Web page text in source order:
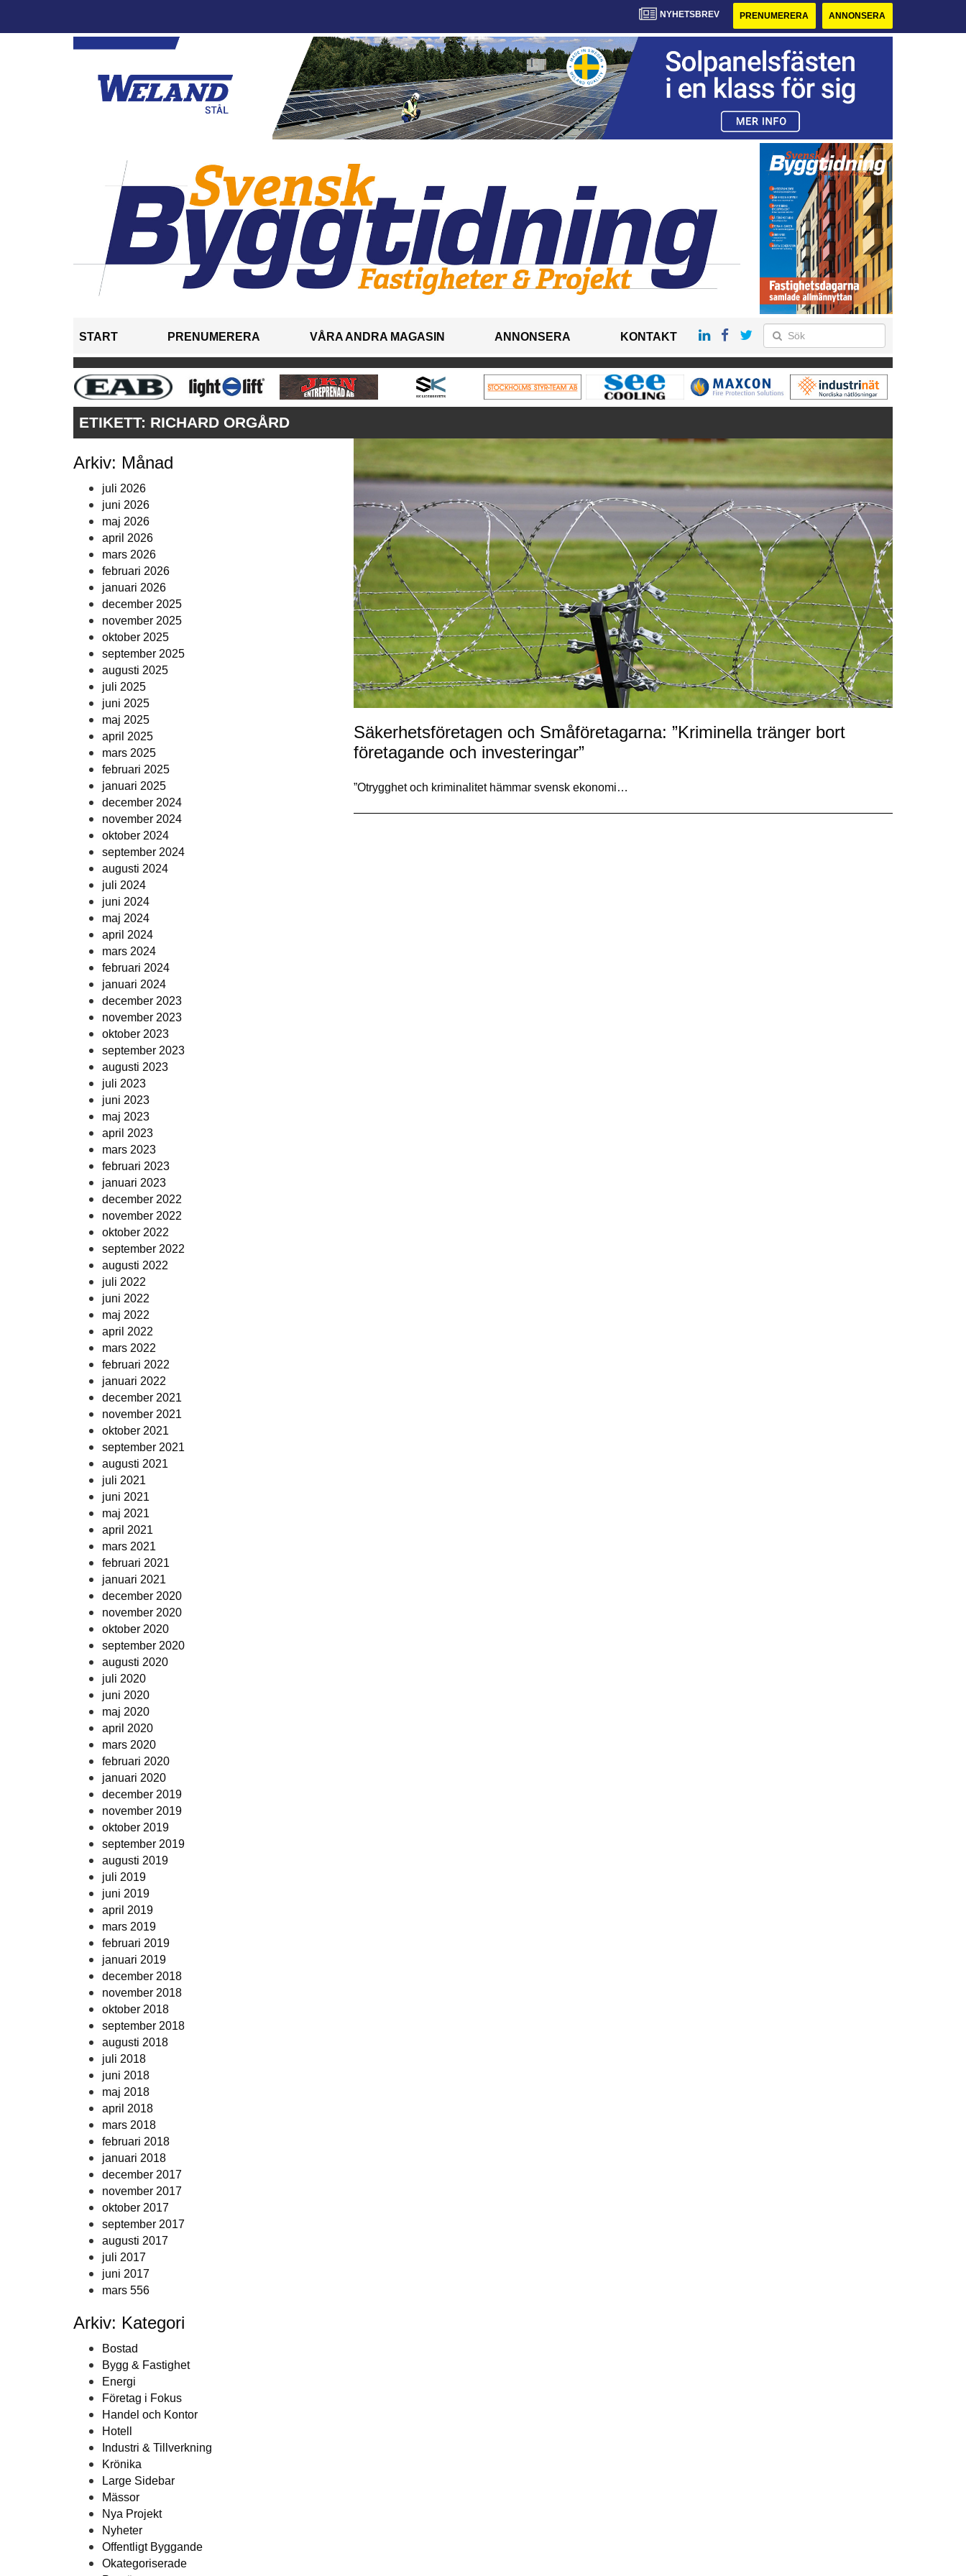
NYHETSBREV PRENUMERERA ANNONSERA
START PRENUMERERA VÅRA ANDRA MAGASIN ANNONSERA KONTAKT
ETIKETT: RICHARD ORGÅRD
Arkiv: Månad
juli 2026
juni 2026
maj 2026
april 2026
mars 2026
februari 2026
januari 2026
december 2025
november 2025
oktober 2025
september 2025
augusti 2025
juli 2025
juni 2025
maj 2025
april 2025
mars 2025
februari 2025
januari 2025
december 2024
november 2024
oktober 2024
september 2024
augusti 2024
juli 2024
juni 2024
maj 2024
april 2024
mars 2024
februari 2024
januari 2024
december 2023
november 2023
oktober 2023
september 2023
augusti 2023
juli 2023
juni 2023
maj 2023
april 2023
mars 2023
februari 2023
januari 2023
december 2022
november 2022
oktober 2022
september 2022
augusti 2022
juli 2022
juni 2022
maj 2022
april 2022
mars 2022
februari 2022
januari 2022
december 2021
november 2021
oktober 2021
september 2021
augusti 2021
juli 2021
juni 2021
maj 2021
april 2021
mars 2021
februari 2021
januari 2021
december 2020
november 2020
oktober 2020
september 2020
augusti 2020
juli 2020
juni 2020
maj 2020
april 2020
mars 2020
februari 2020
januari 2020
december 2019
november 2019
oktober 2019
september 2019
augusti 2019
juli 2019
juni 2019
april 2019
mars 2019
februari 2019
januari 2019
december 2018
november 2018
oktober 2018
september 2018
augusti 2018
juli 2018
juni 2018
maj 2018
april 2018
mars 2018
februari 2018
januari 2018
december 2017
november 2017
oktober 2017
september 2017
augusti 2017
juli 2017
juni 2017
mars 556
Arkiv: Kategori
Bostad
Bygg & Fastighet
Energi
Företag i Fokus
Handel och Kontor
Hotell
Industri & Tillverkning
Krönika
Large Sidebar
Mässor
Nya Projekt
Nyheter
Offentligt Byggande
Okategoriserade
Säkerhetsföretagen och Småföretagarna: ”Kriminella tränger bort
företagande och investeringar”
”Otrygghet och kriminalitet hämmar svensk ekonomi…